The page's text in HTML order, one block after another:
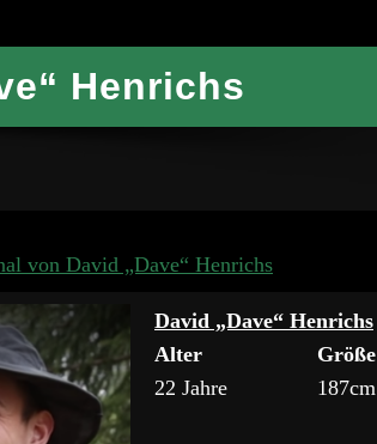
Henrichs
von David „Dave“ Henrichs
David „Dave“ Henrichs
Alter
22 Jahre
Größe
187cm